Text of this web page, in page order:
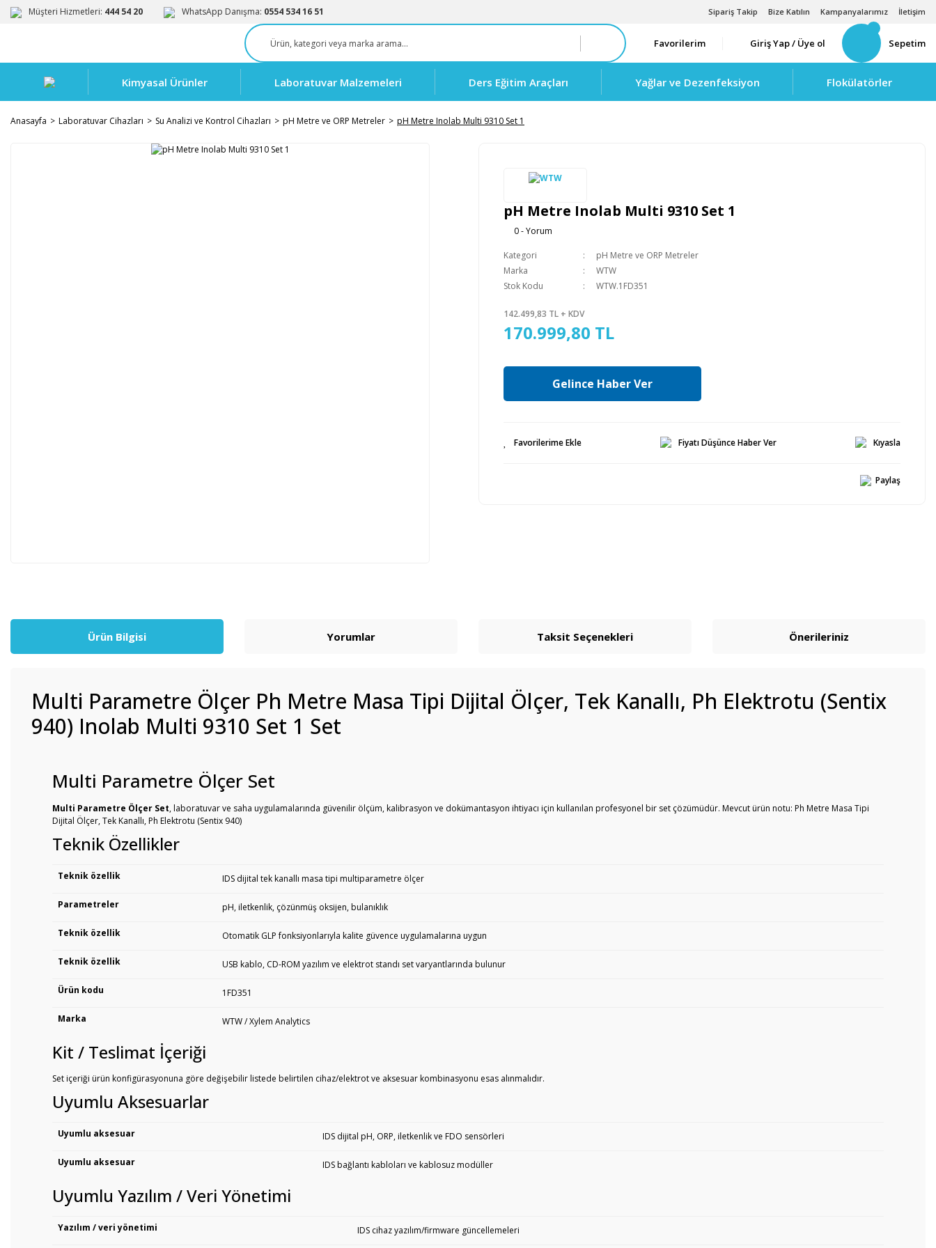
Müşteri Hizmetleri: 444 54 20 WhatsApp Danışma: 0554 534 16 51 Sipariş Takip Bize Katılın Kampanyalarımız İletişim
Favorilerim Giriş Yap / Üye ol Sepetim
Kimyasal Ürünler Laboratuvar Malzemeleri Ders Eğitim Araçları Yağlar ve Dezenfeksiyon Flokülatörler
Anasayfa Laboratuvar Cihazları Su Analizi ve Kontrol Cihazları pH Metre ve ORP Metreler pH Metre Inolab Multi 9310 Set 1
pH Metre Inolab Multi 9310 Set 1
0 - Yorum
Kategori
pH Metre ve ORP Metreler
Marka
WTW
Stok Kodu
WTW.1FD351
142.499,83 TL + KDV
170.999,80 TL
Gelince Haber Ver
Fiyatı Düşünce Haber Ver Kıyasla
Paylaş
Ürün Bilgisi Yorumlar Taksit Seçenekleri Önerileriniz
Multi Parametre Ölçer Ph Metre Masa Tipi Dijital Ölçer, Tek Kanallı, Ph Elektrotu (Sentix
940) Inolab Multi 9310 Set 1 Set
Multi Parametre Ölçer Set
Multi Parametre Ölçer Set, laboratuvar ve saha uygulamalarında güvenilir ölçüm, kalibrasyon ve dokümantasyon ihtiyacı için kullanılan profesyonel bir set çözümüdür. Mevcut ürün notu: Ph Metre Masa Tipi
Dijital Ölçer, Tek Kanallı, Ph Elektrotu (Sentix 940)
Teknik Özellikler
Teknik özellik IDS dijital tek kanallı masa tipi multiparametre ölçer
Parametreler pH, iletkenlik, çözünmüş oksijen, bulanıklık
Teknik özellik Otomatik GLP fonksiyonlarıyla kalite güvence uygulamalarına uygun
Teknik özellik USB kablo, CD-ROM yazılım ve elektrot standı set varyantlarında bulunur
Ürün kodu 1FD351
Marka WTW / Xylem Analytics
Kit / Teslimat İçeriği
Set içeriği ürün konfigürasyonuna göre değişebilir listede belirtilen cihaz/elektrot ve aksesuar kombinasyonu esas alınmalıdır.
Uyumlu Aksesuarlar
Uyumlu aksesuar IDS dijital pH, ORP, iletkenlik ve FDO sensörleri
Uyumlu aksesuar IDS bağlantı kabloları ve kablosuz modüller
Uyumlu Yazılım / Veri Yönetimi
Yazılım / veri yönetimi IDS cihaz yazılım/firmware güncellemeleri